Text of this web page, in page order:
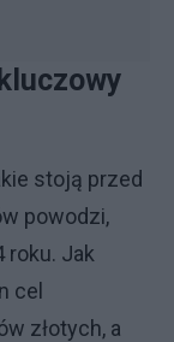
stoją przed
powodzi,
roku. Jak
cel
złotych, a